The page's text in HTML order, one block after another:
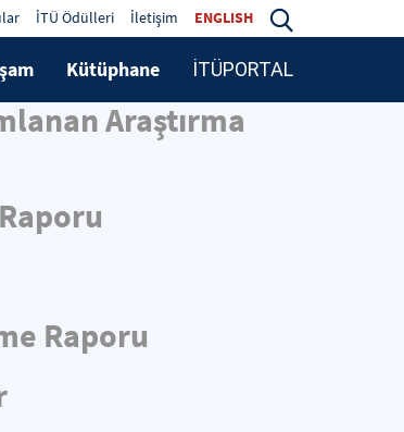
İTÜ Ödülleri İletişim ENGLISH
Kütüphane İTÜPORTAL
Araştırma
Raporu